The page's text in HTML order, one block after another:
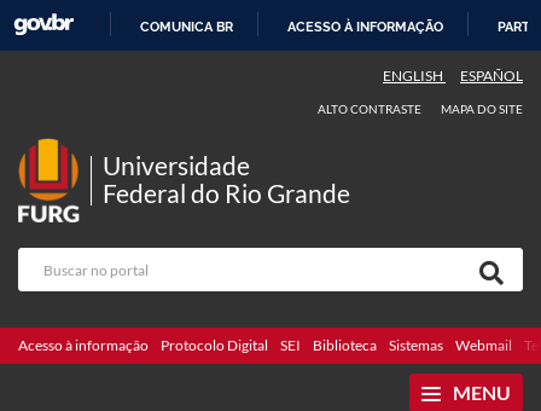
COMUNICA BR ACESSO À INFORMAÇÃO
ENGLISH ESPAÑOL
ALTO CONTRASTE MAPA DO SITE
Universidade
Federal do Rio Grande
Acesso à informação Protocolo Digital SEI Biblioteca Sistemas Webmail
MENU